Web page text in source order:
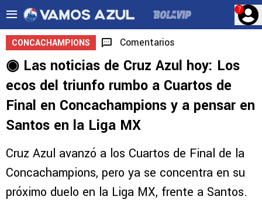
?
CONCACHAMPIONS Comentarios
◉ Las noticias de Cruz Azul hoy: Los
ecos del triunfo rumbo a Cuartos de
Final en Concachampions y a pensar en
Santos en la Liga MX
Cruz Azul avanzó a los Cuartos de Final de la
Concachampions, pero ya se concentra en su
próximo duelo en la Liga MX, frente a Santos.